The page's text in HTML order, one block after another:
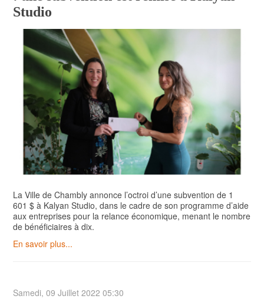
Studio
La Ville de Chambly annonce l’octroi d’une subvention de 1
601 $ à Kalyan Studio, dans le cadre de son programme d’aide
aux entreprises pour la relance économique, menant le nombre
de bénéficiaires à dix.
En savoir plus...
Samedi, 09 Juillet 2022 05:30